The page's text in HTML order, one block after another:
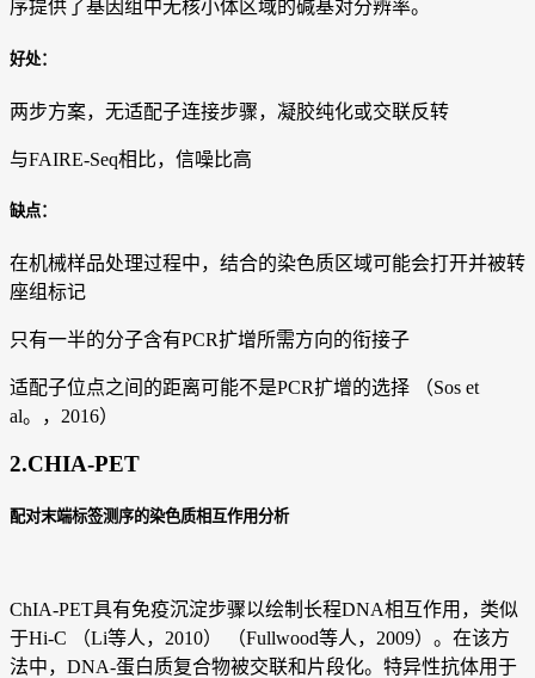
序提供了基因组中无核小体区域的碱基对分辨率。
好处：
两步方案，无适配子连接步骤，凝胶纯化或交联反转
与FAIRE-Seq相比，信噪比高
缺点：
在机械样品处理过程中，结合的染色质区域可能会打开并被转
座组标记
只有一半的分子含有PCR扩增所需方向的衔接子
适配子位点之间的距离可能不是PCR扩增的选择 （Sos et
al。，2016）
2.CHIA-PET
配对末端标签测序的染色质相互作用分析
ChIA-PET具有免疫沉淀步骤以绘制长程DNA相互作用，类似
于Hi-C （Li等人，2010） （Fullwood等人，2009）。在该方
法中，DNA-蛋白质复合物被交联和片段化。特异性抗体用于